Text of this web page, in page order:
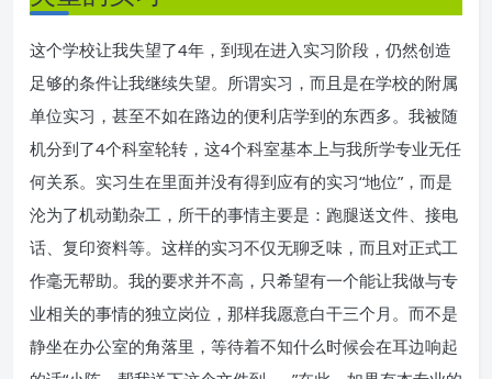
这个学校让我失望了4年，到现在进入实习阶段，仍然创造
足够的条件让我继续失望。所谓实习，而且是在学校的附属
单位实习，甚至不如在路边的便利店学到的东西多。我被随
机分到了4个科室轮转，这4个科室基本上与我所学专业无任
何关系。实习生在里面并没有得到应有的实习“地位”，而是
沦为了机动勤杂工，所干的事情主要是：跑腿送文件、接电
话、复印资料等。这样的实习不仅无聊乏味，而且对正式工
作毫无帮助。我的要求并不高，只希望有一个能让我做与专
业相关的事情的独立岗位，那样我愿意白干三个月。而不是
静坐在办公室的角落里，等待着不知什么时候会在耳边响起